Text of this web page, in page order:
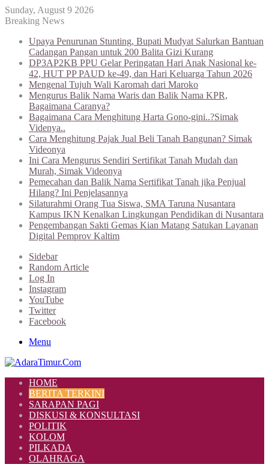
Sunday, August 9 2026
Breaking News
Upaya Penurunan Stunting, Bupati Mudyat Salurkan Bantuan
Cadangan Pangan untuk 200 Balita Gizi Kurang
DP3AP2KB PPU Gelar Peringatan Hari Anak Nasional ke-
42, HUT PP PAUD ke-49, dan Hari Keluarga Tahun 2026
Mengenal Tujuh Wali Karomah dari Maroko
Mengurus Balik Nama Waris dan Balik Nama KPR,
Bagaimana Caranya?
Bagaimana Cara Menghitung Harta Gono-gini..?Simak
Videnya..
Cara Menghitung Pajak Jual Beli Tanah Bangunan? Simak
Videonya
Ini Cara Mengurus Sendiri Sertifikat Tanah Mudah dan
Murah, Simak Videonya
Pemecahan dan Balik Nama Sertifikat Tanah jika Penjual
Hilang? Ini Penjelasannya
Silaturahmi Orang Tua Siswa, SMA Taruna Nusantara
Kampus IKN Kenalkan Lingkungan Pendidikan di Nusantara
Pengembangan Sakti Gemas Kian Matang Satukan Layanan
Digital Pemprov Kaltim
Sidebar
Random Article
Log In
Instagram
YouTube
Twitter
Facebook
Menu
HOME
BERITA TERKINI
SARAPAN PAGI
DISKUSI & KONSULTASI
POLITIK
KOLOM
PILKADA
OLAHRAGA